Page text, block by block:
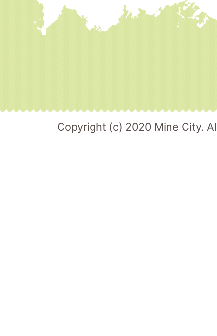
Copyright (c) 2020 Mine City.